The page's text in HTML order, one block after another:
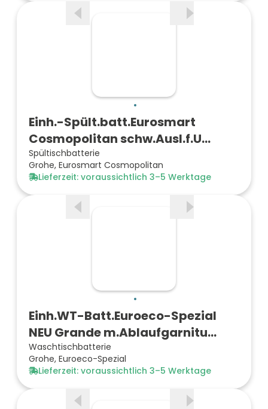
Einh.-Spült.batt.Eurosmart
Cosmopolitan schw.Ausl.f.U…
Spültischbatterie
Grohe, Eurosmart Cosmopolitan
Lieferzeit: voraussichtlich 3–5 Werktage
Einh.WT-Batt.Euroeco-Spezial
NEU Grande m.Ablaufgarnitu…
Waschtischbatterie
Grohe, Euroeco-Spezial
Lieferzeit: voraussichtlich 3–5 Werktage